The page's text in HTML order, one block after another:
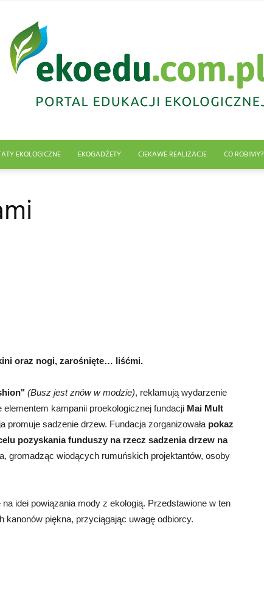
EKOLOGICZNE EKOGADŻETY CIEKAWE REALIZACJE CO ROBIMY?
oraz nogi, zarośnięte… liśćmi.
(Busz jest znów w modzie), reklamują wydarzenie
elementem kampanii proekologicznej fundacji Mai Mult
promuje sadzenie drzew. Fundacja zorganizowała pokaz
pozyskania funduszy na rzecz sadzenia drzew na
gromadząc wiodących rumuńskich projektantów, osoby
idei powiązania mody z ekologią. Przedstawione w ten
kanonów piękna, przyciągając uwagę odbiorcy.